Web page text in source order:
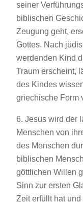
seiner
biblischen
Zeugung geht,
Gottes. Nach
werdenden Kind
Traum erscheint,
des Kindes
griechische Form
6. Jesus wird der
Menschen von
des Menschen
biblischen
göttlichen Willen
Sinn zur ersten
Zeit erfüllt hat